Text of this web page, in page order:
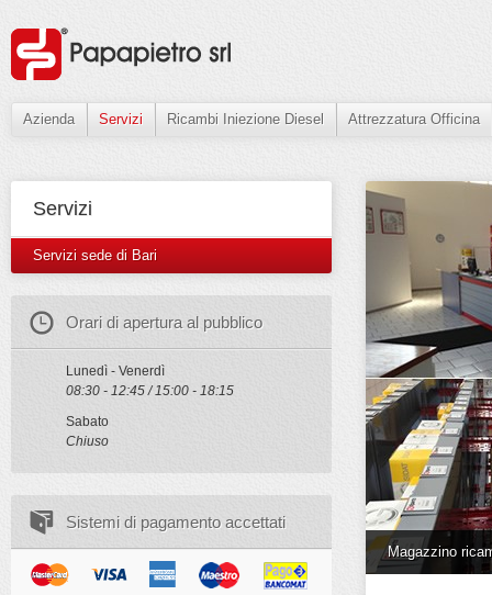
Azienda Servizi Ricambi Iniezione Diesel Attrezzatura Officina
Servizi
Servizi sede di Bari
Orari di apertura al pubblico
Lunedì - Venerdì
08:30 - 12:45 / 15:00 - 18:15
Sabato
Chiuso
Sistemi di pagamento accettati
Magazzino